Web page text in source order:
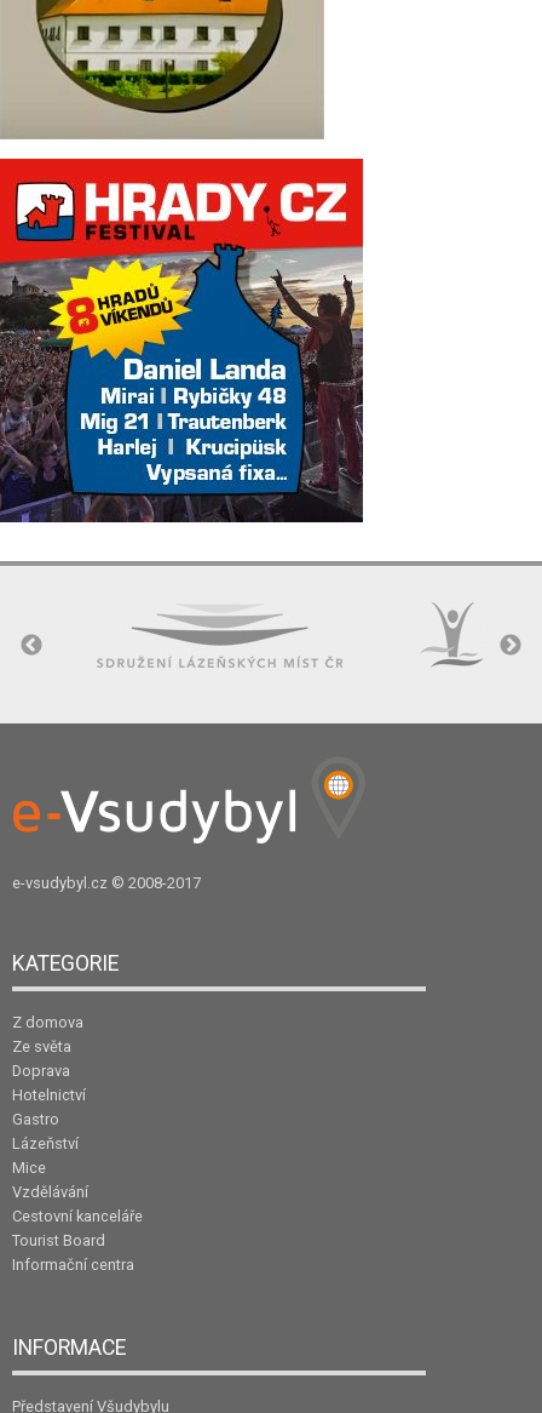
e-vsudybyl.cz © 2008-2017
KATEGORIE
Z domova
Ze světa
Doprava
Hotelnictví
Gastro
Lázeňství
Mice
Vzdělávání
Cestovní kanceláře
Tourist Board
Informační centra
INFORMACE
Představení Všudybylu